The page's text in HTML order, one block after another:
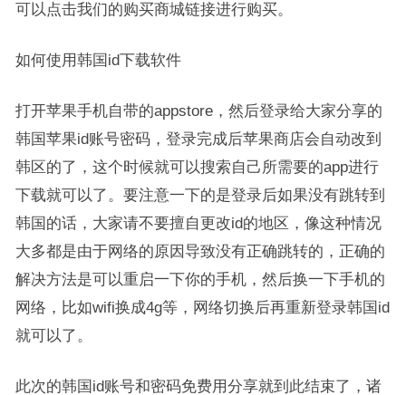
可以点击我们的购买商城链接进行购买。
如何使用韩国id下载软件
打开苹果手机自带的appstore，然后登录给大家分享的
韩国苹果id账号密码，登录完成后苹果商店会自动改到
韩区的了，这个时候就可以搜索自己所需要的app进行
下载就可以了。要注意一下的是登录后如果没有跳转到
韩国的话，大家请不要擅自更改id的地区，像这种情况
大多都是由于网络的原因导致没有正确跳转的，正确的
解决方法是可以重启一下你的手机，然后换一下手机的
网络，比如wifi换成4g等，网络切换后再重新登录韩国id
就可以了。
此次的韩国id账号和密码免费用分享就到此结束了，诸